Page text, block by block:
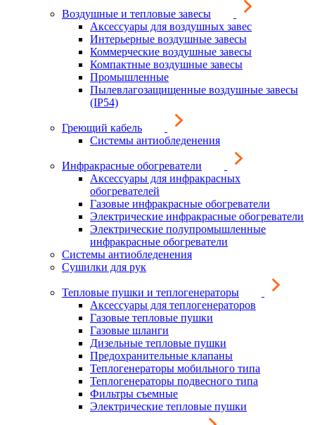
Воздушные и тепловые завесы
Аксессуары для воздушных завес
Интерьерные воздушные завесы
Коммерческие воздушные завесы
Компактные воздушные завесы
Промышленные
Пылевлагозащищенные воздушные завесы
(IP54)
Греющий кабель
Системы антиобледенения
Инфракрасные обогреватели
Аксессуары для инфракрасных
обогревателей
Газовые инфракрасные обогреватели
Электрические инфракрасные обогреватели
Электрические полупромышленные
инфракрасные обогреватели
Системы антиобледенения
Сушилки для рук
Тепловые пушки и теплогенераторы
Аксессуары для теплогенераторов
Газовые тепловые пушки
Газовые шланги
Дизельные тепловые пушки
Предохранительные клапаны
Теплогенераторы мобильного типа
Теплогенераторы подвесного типа
Фильтры съемные
Электрические тепловые пушки